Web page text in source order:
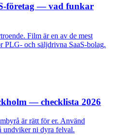
företag — vad funkar
Film är en av de mest
PLG- och säljdrivna SaaS-bolag.
— checklista 2026
är rätt för er. Använd
undviker ni dyra felval.